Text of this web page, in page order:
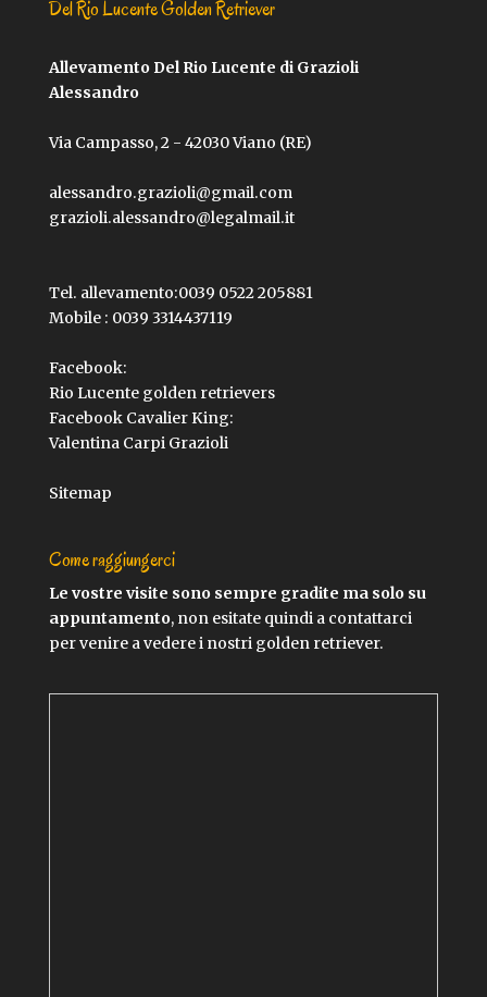
Del Rio Lucente Golden Retriever
Allevamento Del Rio Lucente di Grazioli
Alessandro
Via Campasso, 2 - 42030 Viano (RE)
alessandro.grazioli@gmail.com
grazioli.alessandro@legalmail.it
Tel. allevamento:0039 0522 205881
Mobile : 0039 3314437119
Facebook:
Rio Lucente golden retrievers
Facebook Cavalier King:
Valentina Carpi Grazioli
Sitemap
Come raggiungerci
Le vostre visite sono sempre gradite ma solo su
appuntamento, non esitate quindi a contattarci
per venire a vedere i nostri golden retriever.